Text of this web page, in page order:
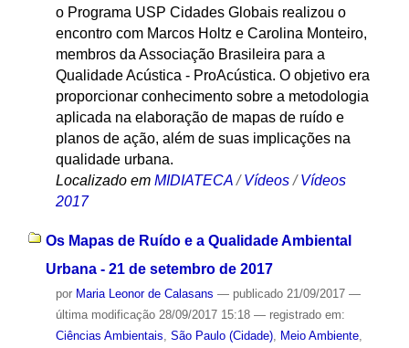
o Programa USP Cidades Globais realizou o
encontro com Marcos Holtz e Carolina Monteiro,
membros da Associação Brasileira para a
Qualidade Acústica - ProAcústica. O objetivo era
proporcionar conhecimento sobre a metodologia
aplicada na elaboração de mapas de ruído e
planos de ação, além de suas implicações na
qualidade urbana.
Localizado em MIDIATECA /Vídeos /Vídeos
2017
Os Mapas de Ruído e a Qualidade Ambiental
Urbana - 21 de setembro de 2017
por Maria Leonor de Calasans — publicado21/09/2017 —
última modificação28/09/2017 15:18 — registrado em:
Ciências Ambientais São Paulo (Cidade), Meio Ambiente,